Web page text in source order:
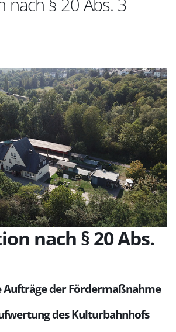
nach § 20 Abs.
Aufträge der Fördermaßnahme
des Kulturbahnhofs